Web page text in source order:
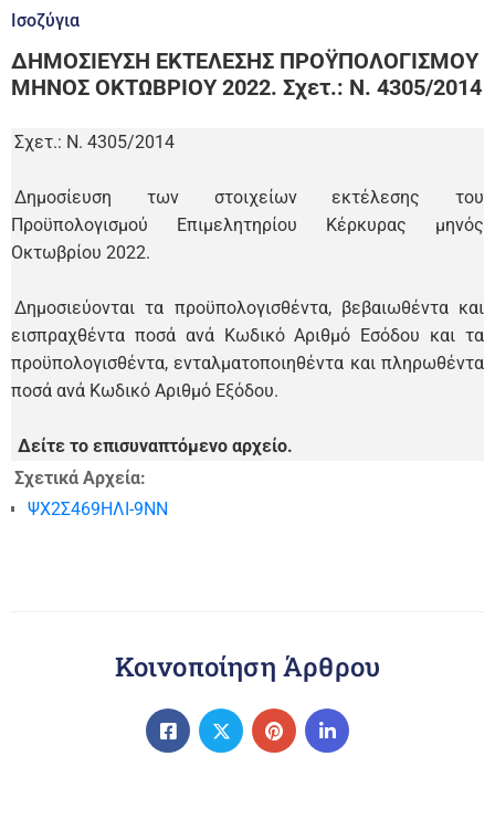
Ισοζύγια
ΔΗΜΟΣΙΕΥΣΗ ΕΚΤΕΛΕΣΗΣ ΠΡΟΫΠΟΛΟΓΙΣΜΟΥ
ΜΗΝΟΣ ΟΚΤΩΒΡΙΟΥ 2022. Σχετ.: Ν. 4305/2014
Σχετ.: Ν. 4305/2014
Δημοσίευση των στοιχείων εκτέλεσης του
Προϋπολογισμού Επιμελητηρίου Κέρκυρας μηνός
Οκτωβρίου 2022.
Δημοσιεύονται τα προϋπολογισθέντα, βεβαιωθέντα και
εισπραχθέντα ποσά ανά Κωδικό Αριθμό Εσόδου και τα
προϋπολογισθέντα, ενταλματοποιηθέντα και πληρωθέντα
ποσά ανά Κωδικό Αριθμό Εξόδου.
Δείτε το επισυναπτόμενο αρχείο.
Σχετικά Αρχεία:
ΨΧ2Σ469ΗΛΙ-9ΝΝ
Κοινοποίηση Άρθρου